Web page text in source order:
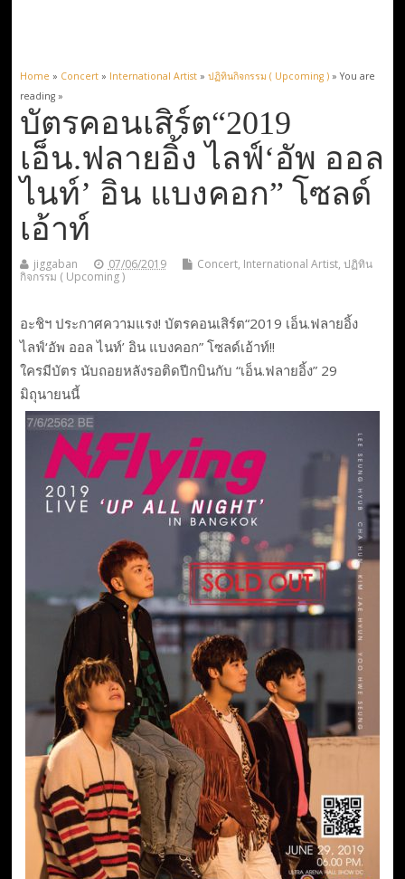
Home » Concert» International Artist» ปฏิทินกิจกรรม ( Upcoming )» You are
reading »
บัตร​คอนเสิร์ต“2019
เอ็น.ฟลายอิ้ง ไลฟ์‘อัพ ออล
ไนท์’ อิน แบงคอก” โซลด์
เอ้าท์
jiggaban 07/06/2019 Concert, International Artist, ปฏิทิน
กิจกรรม ( Upcoming )
อะชิฯ​ ประกาศความแรง! บัตร​คอนเสิร์ต“2019 เอ็น.ฟลายอิ้ง
ไลฟ์‘อัพ ออล ไนท์’ อิน แบงคอก” โซลด์เอ้าท์!!
ใครมีบัตร​ นับถอยหลังรอติดปีกบินกับ​ “เอ็น.ฟลายอิ้ง” 29
มิถุนายนนี้